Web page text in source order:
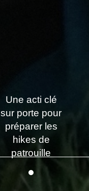
Une acti clé
sur porte pour
préparer les
hikes de
patrouille